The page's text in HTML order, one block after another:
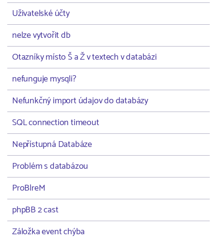
Uživatelské účty
nelze vytvořit db
Otazníky místo Š a Ž v textech v databázi
nefunguje mysqli?
Nefunkčný import údajov do databázy
SQL connection timeout
Nepřístupná Databáze
Problém s databázou
ProBlreM
phpBB 2 cast
Záložka event chýba